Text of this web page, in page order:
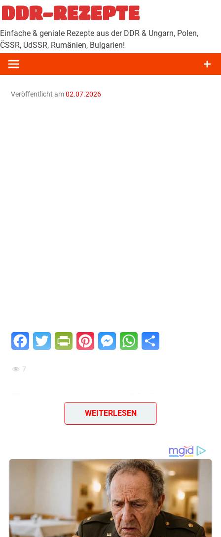
Zum
Inhalt
springen
DDR-REZEPTE
Einfache & geniale Rezepte aus der DDR & Ungarn, Polen,
ČSSR, UdSSR, Rumänien, Bulgarien!
Veröffentlicht am02.07.2026
FacebookTwitter PrintFriendly
PinterestMessengerWhatsApp
7
Tomaten-Kartoffel-
Auflauf mit Paprika und
Tomaten-Kartoffel-Auflauf ist ein herzhaftes Ofengericht,
Kartoffelscheiben, saftigenTomaten,
Paprikaund einer goldbraunen
Käsekruste
begeistert. Die Kombination aus frischem Gemüse,
cremigerSahneund würzigem Käse sorgt für einen
WEITERLESEN